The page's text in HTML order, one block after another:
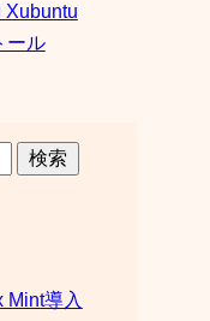
Xubuntu
ール
検索
Mint導入